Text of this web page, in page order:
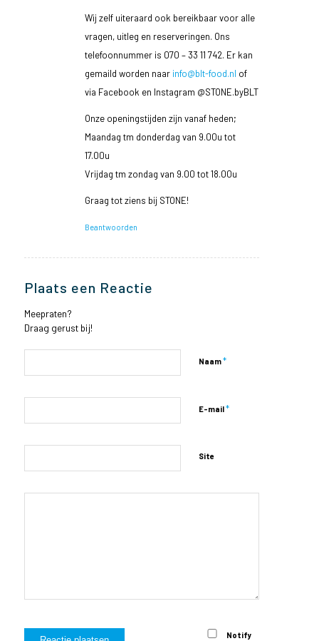
Wij zelf uiteraard ook bereikbaar voor alle
vragen, uitleg en reserveringen. Ons
telefoonnummer is 070 – 33 11 742. Er kan
gemaild worden naar info@blt-food.nl of
via Facebook en Instagram @STONE.byBLT
Onze openingstijden zijn vanaf heden;
Maandag tm donderdag van 9.00u tot
17.00u
Vrijdag tm zondag van 9.00 tot 18.00u
Graag tot ziens bij STONE!
Beantwoorden
Plaats een Reactie
Meepraten?
Draag gerust bij!
Naam*
E-mail*
Site
Notify